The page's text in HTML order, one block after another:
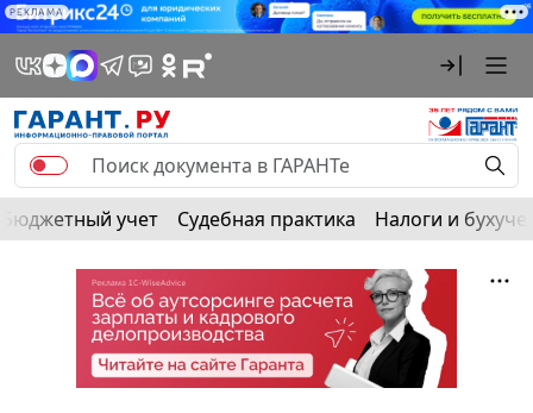
РЕКЛАМА
Бюджетный учет Судебная практика Налоги и